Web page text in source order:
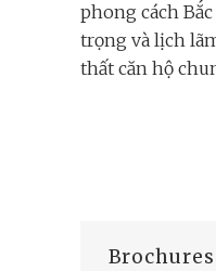
phong cách
trọng và lịch
thất căn hộ
Brochures